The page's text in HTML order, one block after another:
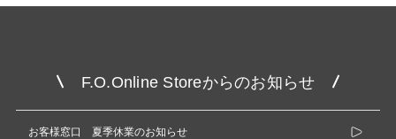
F.O.Online Storeからのお知らせ
お客様窓口 夏季休業のお知らせ